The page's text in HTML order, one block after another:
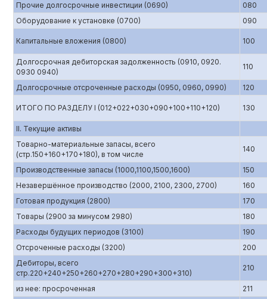
Прочие долгосрочные инвестиции (0690)
080
Оборудование к установке (0700)
090
Капитальные вложения (0800) 100
Долгосрочная дебиторская задолженность (0910, 0920.
0930 0940)
110
Долгосрочные отсроченные расходы (0950, 0960, 0990) 120
ИТОГО ПО РАЗДЕЛУ I (012+022+030+090+100+110+120) 130
II. Текущие активы
Товарно-материальные запасы, всего
(стр.150+160+170+180), в том числе
140
Производственные запасы (1000,1100,1500,1600)
150
Незавершённое производство (2000, 2100, 2300, 2700)
160
Готовая продукция (2800)
170
Товары (2900 за минусом 2980)
180
Расходы будущих периодов (3100)
190
Отсроченные расходы (3200)
200
Дебиторы, всего
стр.220+240+250+260+270+280+290+300+310)
210
из нее: просроченная
211